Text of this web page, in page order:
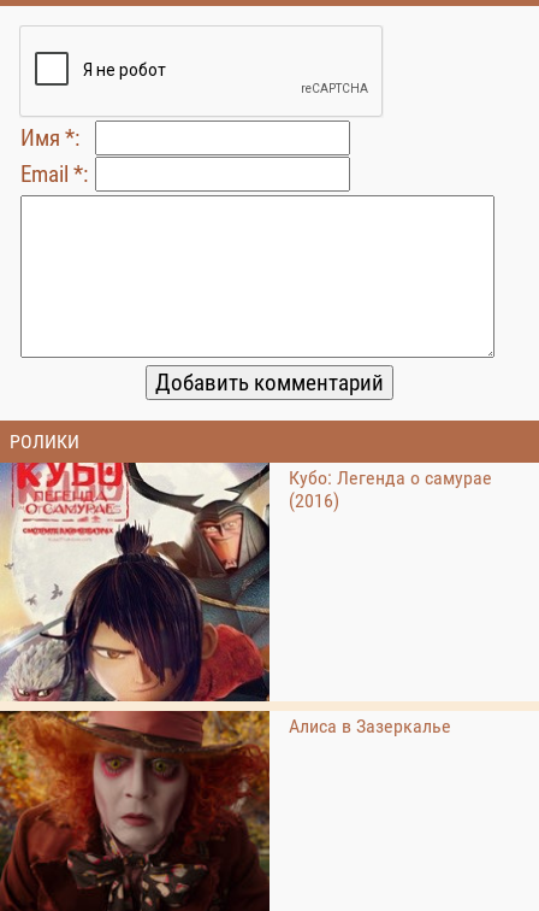
Имя *:
Email *:
РОЛИКИ
Кубо: Легенда о самурае
(2016)
Алиса в Зазеркалье